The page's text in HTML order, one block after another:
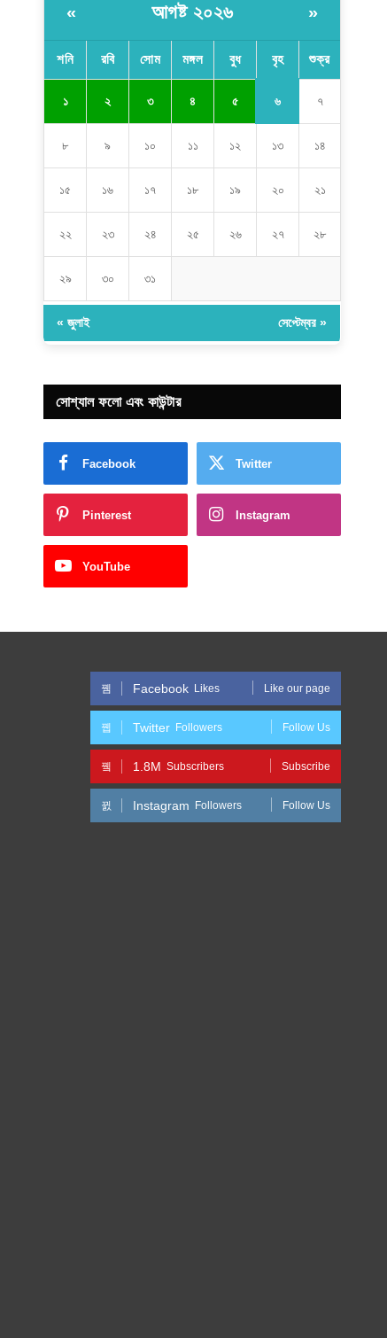
« আগষ্ট ২০২৬ »
শনি রবি সোম মঙ্গল বুধ বৃহ শুক্র
১ ২ ৩ ৪ ৫ ৬ ৭
৮ ৯ ১০ ১১ ১২ ১৩ ১৪
১৫ ১৬ ১৭ ১৮ ১৯ ২০ ২১
২২ ২৩ ২৪ ২৫ ২৬ ২৭ ২৮
২৯ ৩০ ৩১
« জুলাই সেপ্টেম্বর »
সোশ্যাল ফলো এবং কাউন্টার
Facebook Twitter
Pinterest Instagram
YouTube
Facebook Likes Like our page
Twitter Followers Follow Us
1.8M Subscribers Subscribe
Instagram Followers Follow Us